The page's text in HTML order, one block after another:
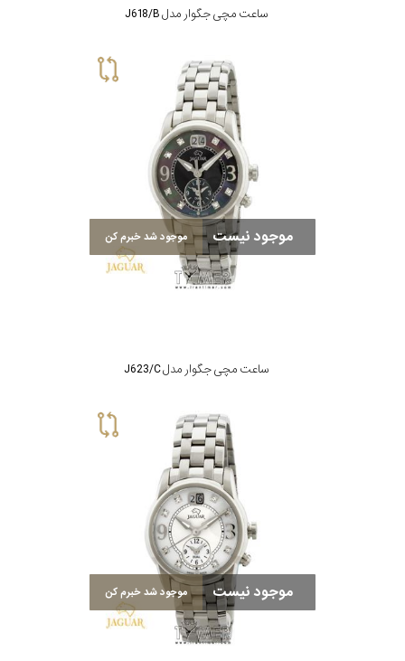
ساعت مچی جگوار مدل J618/B
موجود نیست موجود شد خبرم کن
ساعت مچی جگوار مدل J623/C
موجود نیست موجود شد خبرم کن